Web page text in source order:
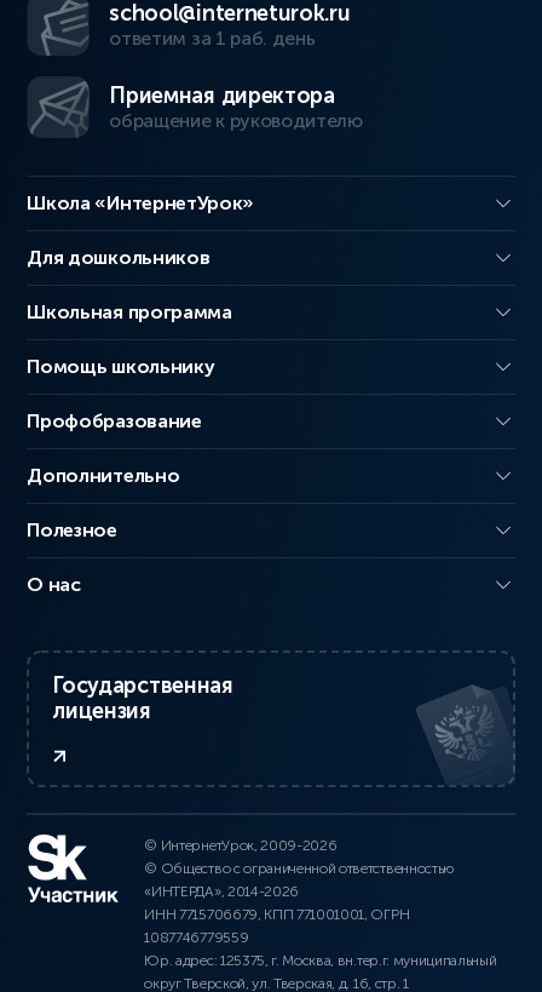
school@interneturok.ru
ответим за 1 раб. день
Приемная директора
обращение к руководителю
Школа «ИнтернетУрок»
Для дошкольников
Школьная программа
Помощь школьнику
Профобразование
Дополнительно
Полезное
О нас
Государственная
лицензия
© ИнтернетУрок, 2009-2026
© Общество с ограниченной ответственностью
«ИНТЕРДА», 2014-2026
ИНН 7715706679, КПП 771001001, ОГРН
1087746779559
Юр. адрес: 125375, г. Москва, вн.тер.г. муниципальный
округ Тверской, ул. Тверская, д. 16, стр. 1